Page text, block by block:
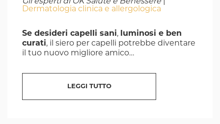
Gli esperti di OK Salute e Benessere
Dermatologia clinica e allergologica
Se desideri capelli sani, luminosi e ben
curati, il siero per capelli potrebbe diventare
il tuo nuovo migliore amico…
LEGGI TUTTO